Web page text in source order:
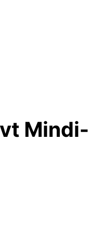
Mindi-